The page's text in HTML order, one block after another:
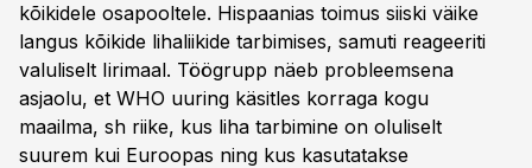
kõikidele osapooltele. Hispaanias toimus siiski väike
langus kõikide lihaliikide tarbimises, samuti reageeriti
valuliselt Iirimaal. Töögrupp näeb probleemsena
asjaolu, et WHO uuring käsitles korraga kogu
maailma, sh riike, kus liha tarbimine on oluliselt
suurem kui Euroopas ning kus kasutatakse